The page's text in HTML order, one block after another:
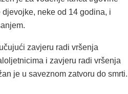
neke od 14 godina, i
zavjeru radi vršenja
i zavjeru radi vršenja
je u saveznom zatvoru do smrti.